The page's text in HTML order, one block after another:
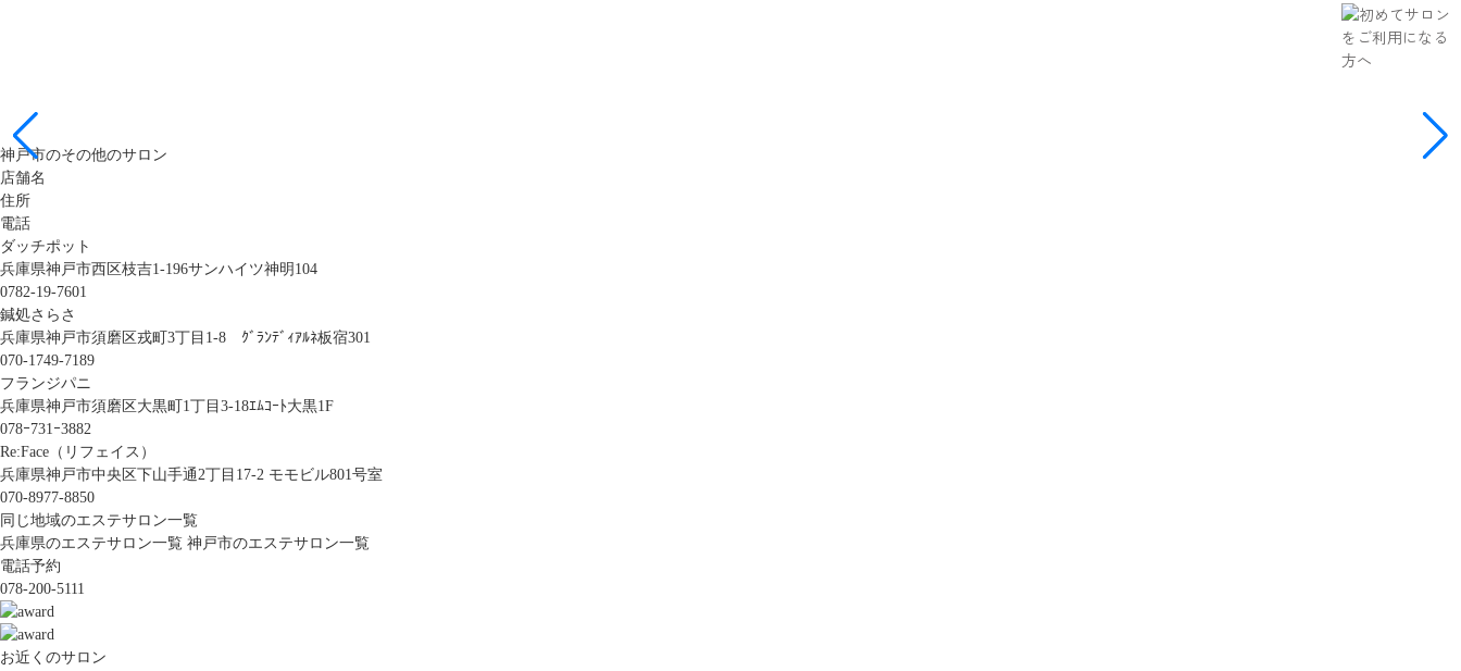
神戸市のその他のサロン
店舗名
住所
電話
ダッチポット
兵庫県神戸市西区枝吉1-196サンハイツ神明104
0782-19-7601
鍼処さらさ
兵庫県神戸市須磨区戎町3丁目1-8 ｸﾞﾗﾝﾃﾞｨｱﾙﾈ板宿301
070-1749-7189
フランジパニ
兵庫県神戸市須磨区大黒町1丁目3-18ｴﾑｺｰﾄ大黒1F
078ｰ731ｰ3882
Re:Face（リフェイス）
兵庫県神戸市中央区下山手通2丁目17-2 モモビル801号室
070-8977-8850
同じ地域のエステサロン一覧
兵庫県のエステサロン一覧 神戸市のエステサロン一覧
電話予約
078-200-5111
お近くのサロン